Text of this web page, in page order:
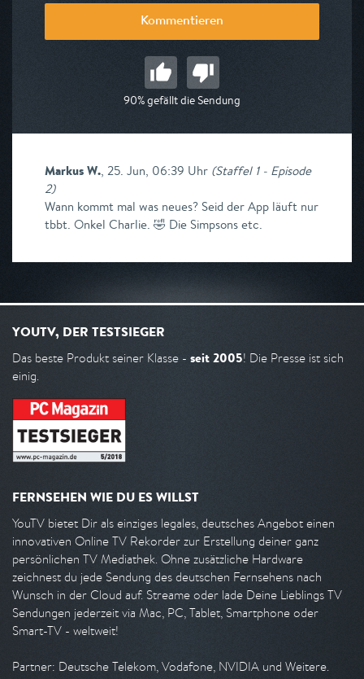
Kommentieren
90% gefällt die Sendung
Markus W., 25. Jun, 06:39 Uhr (Staffel 1 - Episode
2)
Wann kommt mal was neues? Seid der App läuft nur
tbbt. Onkel Charlie. 🤣 Die Simpsons etc.
YOUTV, DER TESTSIEGER
Das beste Produkt seiner Klasse - seit 2005! Die Presse ist sich
einig.
FERNSEHEN WIE DU ES WILLST
YouTV bietet Dir als einziges legales, deutsches Angebot einen
innovativen Online TV Rekorder zur Erstellung deiner ganz
persönlichen TV Mediathek. Ohne zusätzliche Hardware
zeichnest du jede Sendung des deutschen Fernsehens nach
Wunsch in der Cloud auf. Streame oder lade Deine Lieblings TV
Sendungen jederzeit via Mac, PC, Tablet, Smartphone oder
Smart-TV - weltweit!
Partner: Deutsche Telekom, Vodafone, NVIDIA und Weitere.